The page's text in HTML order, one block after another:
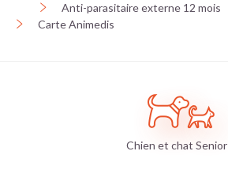
Anti-parasitaire externe 12 mois
Carte Animedis
Chien et chat Senior